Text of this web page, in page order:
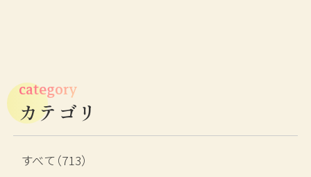
category
カテゴリ
すべて（713）